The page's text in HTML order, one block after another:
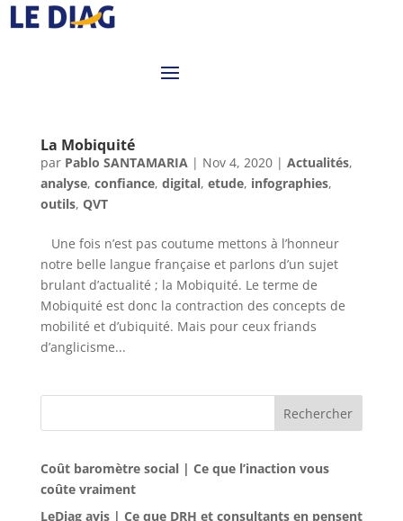
La Mobiquité
par Pablo SANTAMARIA| Nov 4, 2020| Actualités,
analyse, confiance, digital, etude, infographies,
outils, QVT
Une fois n’est pas coutume mettons à l’honneur
notre belle langue française et parlons d’un sujet
brulant d’actualité ; la Mobiquité. Le terme de
Mobiquité est donc la contraction des concepts de
mobilité et d’ubiquité. Mais pour ceux friands
d’anglicisme...
Rechercher
Coût baromètre social | Ce que l’inaction vous
coûte vraiment
LeDiag avis | Ce que DRH et consultants en pensent